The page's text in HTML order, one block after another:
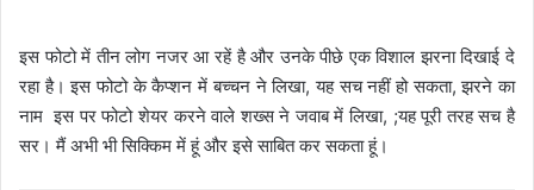
इस फोटो में तीन लोग नजर आ रहें है और उनके पीछे एक विशाल झरना दिखाई दे
रहा है। इस फोटो के कैप्शन में बच्चन ने लिखा, यह सच नहीं हो सकता, झरने का
नाम इस पर फोटो शेयर करने वाले शख्स ने जवाब में लिखा, ;यह पूरी तरह सच है
सर। मैं अभी भी सिक्किम में हूं और इसे साबित कर सकता हूं।